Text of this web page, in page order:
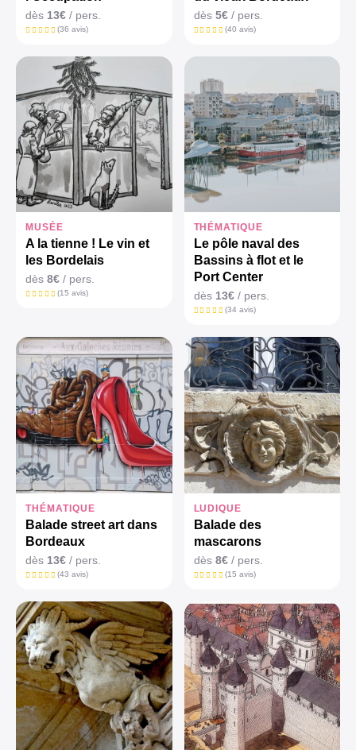
dès 13€ / pers.
(36 avis)
dès 5€/ pers.
(40 avis)
MUSÉE
A la tienne ! Le vin et
les Bordelais
dès 8€ / pers.
(15 avis)
THÉMATIQUE
Le pôle naval des
Bassins à flot et le
Port Center
dès 13€/ pers.
(34 avis)
THÉMATIQUE
Balade street art dans
Bordeaux
dès 13€ / pers.
(43 avis)
LUDIQUE
Balade des
mascarons
dès 8€/ pers.
(15 avis)